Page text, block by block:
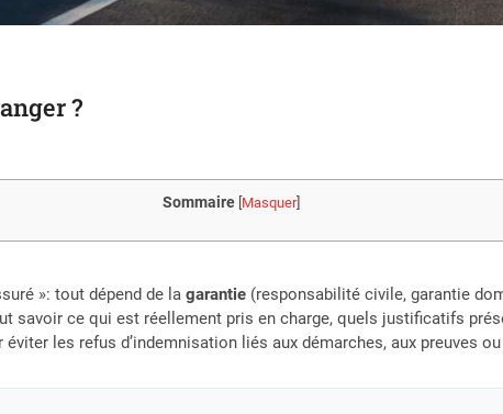
?
Sommaire Masquer]
»: tout dépend de lagarantie (responsabilité civile, garantie
savoir ce qui est réellement pris en charge, quels justificatifs
les refus d’indemnisation liés aux démarches, aux preuves